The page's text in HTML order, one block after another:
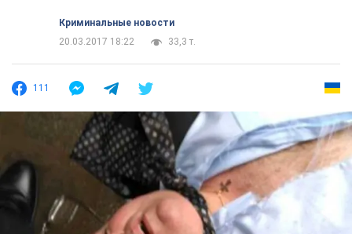
Криминальные новости
20.03.2017 18:22
33,3 т.
111